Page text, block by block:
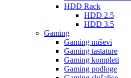
HDD Rack
HDD 2.5
HDD 3.5
Gaming
Gaming miševi
Gaming tastature
Gaming kompleti
Gaming podloge